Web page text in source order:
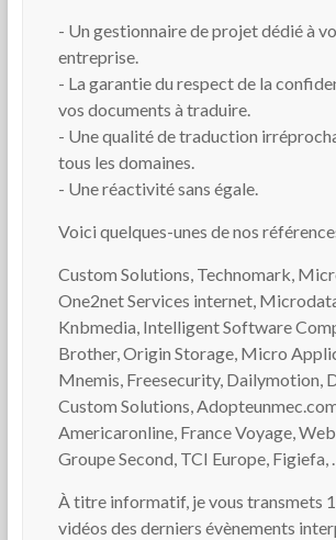
- Un gestionnaire de projet dédié à
entreprise.
- La garantie du respect de la
vos documents à traduire.
- Une qualité de traduction
tous les domaines.
- Une réactivité sans égale.
Voici quelques-unes de nos
Custom Solutions, Technomark,
One2net Services internet,
Knbmedia, Intelligent Software
Brother, Origin Storage, Micro
Mnemis, Freesecurity, Dailymotion,
Custom Solutions,
Americaronline, France Voyage,
Groupe Second, TCI Europe, Figiefa,
À titre informatif, je vous transmets 1
vidéos des derniers évènements